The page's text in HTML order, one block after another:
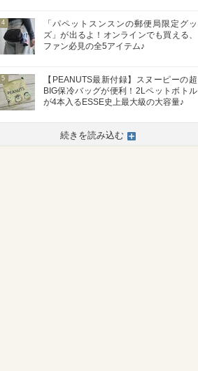
4
「パペットスンスンの郵便局限定グッ
ズ」が出るよ！オンラインでも買える、
ファン必見の全5アイテム♪
5
【PEANUTS最新付録】スヌーピーの超
BIG保冷バッグが便利！2Lペットボトル
が4本入るESSE史上最大級の大容量♪
続きを読み込む